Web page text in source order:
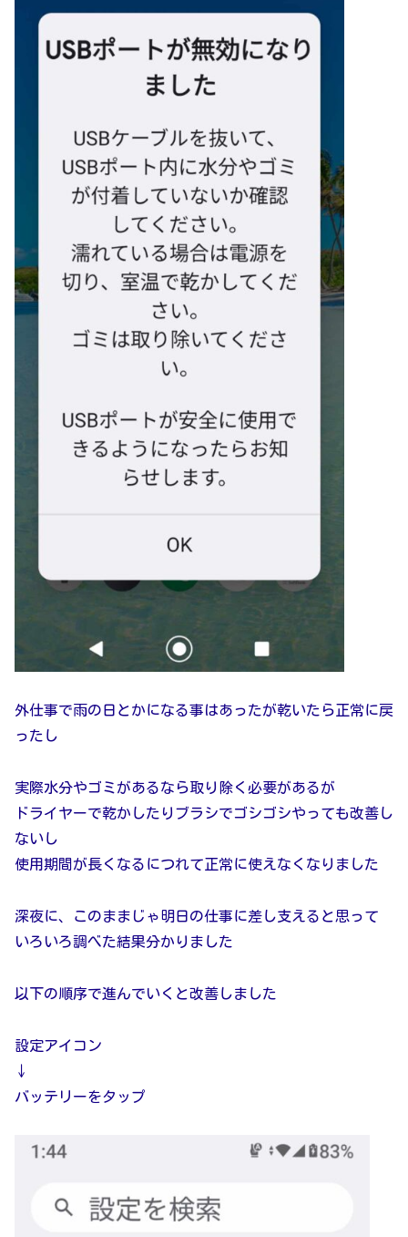
外仕事で雨の日とかになる事はあったが乾いたら正常に戻
ったし
実際水分やゴミがあるなら取り除く必要があるが
ドライヤーで乾かしたりブラシでゴシゴシやっても改善し
ないし
使用期間が長くなるにつれて正常に使えなくなりました
深夜に、このままじゃ明日の仕事に差し支えると思って
いろいろ調べた結果分かりました
以下の順序で進んでいくと改善しました
設定アイコン
↓
バッテリーをタップ